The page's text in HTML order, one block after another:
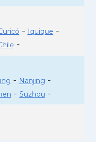
- Iquique -
-
- Nanjing -
- Suzhou -